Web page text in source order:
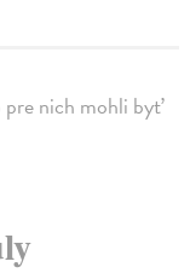
nich mohli byť